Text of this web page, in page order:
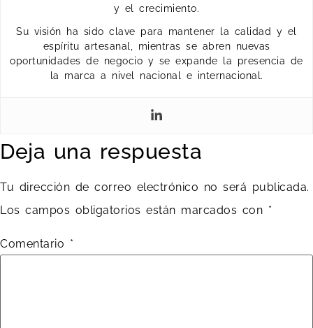
y el crecimiento.
Su visión ha sido clave para mantener la calidad y el
espíritu artesanal, mientras se abren nuevas
oportunidades de negocio y se expande la presencia de
la marca a nivel nacional e internacional.
Deja una respuesta
Tu dirección de correo electrónico no será publicada.
Los campos obligatorios están marcados con *
Comentario *